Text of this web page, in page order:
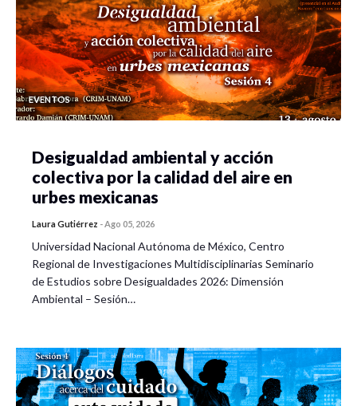
EVENTOS
Desigualdad ambiental y acción
colectiva por la calidad del aire en
urbes mexicanas
Laura Gutiérrez -Ago 05, 2026
Universidad Nacional Autónoma de México, Centro
Regional de Investigaciones Multidisciplinarias Seminario
de Estudios sobre Desigualdades 2026: Dimensión
Ambiental – Sesión…